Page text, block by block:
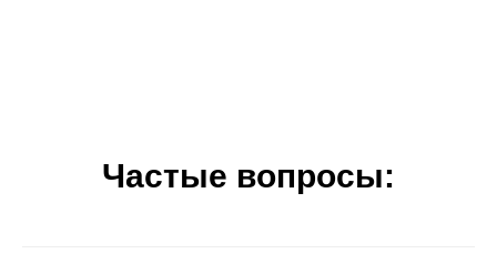
Частые вопросы: